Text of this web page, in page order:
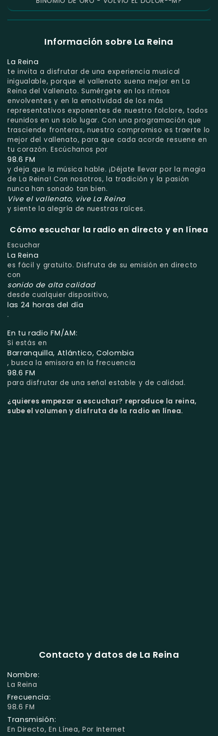
Información sobre La Reina
La Reina
te invita a disfrutar de una experiencia musical
inigualable, porque el vallenato suena mejor en La
Reina del Vallenato. Sumérgete en los ritmos
envolventes y en la emotividad de los más
representativos exponentes de nuestro folclore, todos
reunidos en un solo lugar. Con una programación que
trasciende fronteras, nuestro compromiso es traerte lo
mejor del vallenato, para que cada acorde resuene en
tu corazón. Escúchanos por
98.6 FM
y deja que la música hable. ¡Déjate llevar por la magia
de La Reina! Con nosotros, la tradición y la pasión
nunca han sonado tan bien.
Vive el vallenato, vive La Reina
y siente la alegría de nuestras raíces.
Cómo escuchar la radio en directo y en línea
Escuchar
La Reina
es fácil y gratuito. Disfruta de su emisión en directo
con
sonido de alta calidad
desde cualquier dispositivo,
las 24 horas del día
.
En tu radio FM/AM:
Si estás en
Barranquilla, Atlántico, Colombia
, busca la emisora en la frecuencia
98.6 FM
para disfrutar de una señal estable y de calidad.
¿quieres empezar a escuchar? reproduce la reina,
sube el volumen y disfruta de la radio en línea.
Contacto y datos de La Reina
Nombre:
La Reina
Frecuencia:
98.6 FM
Transmisión:
En Directo, En Línea, Por Internet